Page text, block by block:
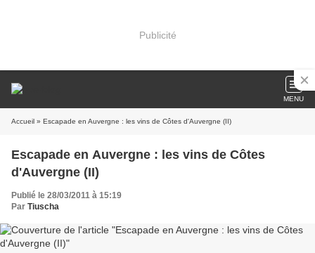
Publicité
MENU
Accueil » Escapade en Auvergne : les vins de Côtes d'Auvergne (II)
Escapade en Auvergne : les vins de Côtes
d'Auvergne (II)
Publié le 28/03/2011 à 15:19
Par Tiuscha